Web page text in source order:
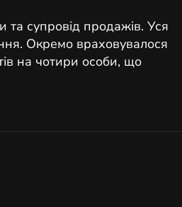
та супровід продажів. Уся
Окремо враховувалося
на чотири особи, що